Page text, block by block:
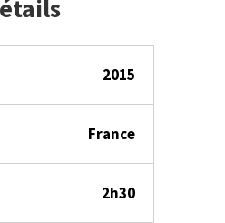
2015
France
2h30